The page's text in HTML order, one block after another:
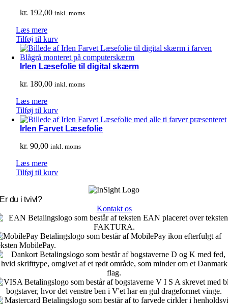
kr. 192,00 inkl. moms
Læs mere
Tilføj til kurv
Irlen Læsefolie til digital skærm
kr. 180,00 inkl. moms
Læs mere
Tilføj til kurv
Irlen Farvet Læsefolie
kr. 90,00 inkl. moms
Læs mere
Tilføj til kurv
Er du i tvivl?
Kontakt os